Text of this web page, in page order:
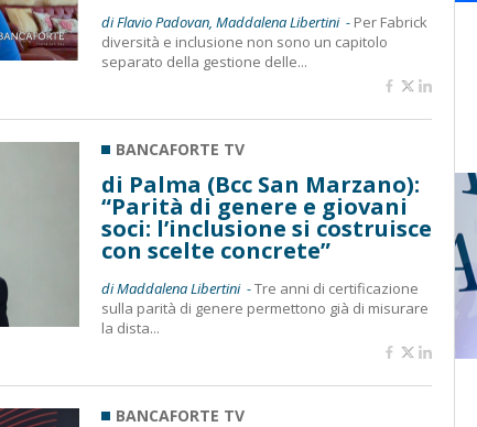
di Flavio Padovan, Maddalena Libertini - Per Fabrick
diversità e inclusione non sono un capitolo
separato della gestione delle...
BANCAFORTE TV
di Palma (Bcc San Marzano):
“Parità di genere e giovani
soci: l’inclusione si costruisce
con scelte concrete”
di Maddalena Libertini -Tre anni di certificazione
sulla parità di genere permettono già di misurare
la dista...
BANCAFORTE TV